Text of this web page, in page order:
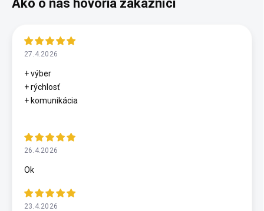
27.4.2026
+ výber
+ rýchlosť
+ komunikácia
26.4.2026
Ok
23.4.2026